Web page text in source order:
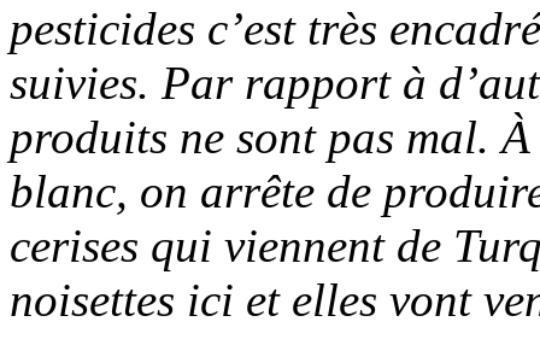
pesticides c’est très
suivies. Par rapport à
produits ne sont pas mal.
blanc, on arrête de
cerises qui viennent de
noisettes ici et elles vont